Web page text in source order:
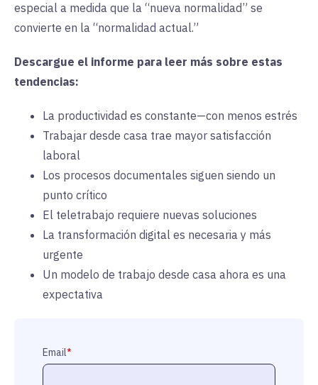
especial a medida que la “nueva normalidad” se
convierte en la “normalidad actual.”
Descargue el informe para leer más sobre estas
tendencias:
La productividad es constante—con menos estrés
Trabajar desde casa trae mayor satisfacción
laboral
Los procesos documentales siguen siendo un
punto crítico
El teletrabajo requiere nuevas soluciones
La transformación digital es necesaria y más
urgente
Un modelo de trabajo desde casa ahora es una
expectativa
Email*